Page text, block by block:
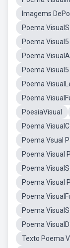
Imagems
Poema
Poema
Poema
Poema
Poema
Poema
PoesiaVisual
Poema
Poema Vsual
Poema Visual
Poema
Poema Visual
Poema
Poema
Poema
Texto Poema